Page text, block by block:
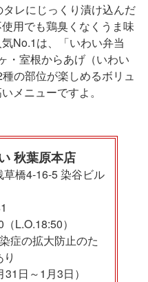
レにじっくり漬け込んだ
用でも鶏臭くなくうま味
No.1は、「いわい弁当
・室根からあげ（いわい
の部位が楽しめるボリュ
メニューですよ。
秋葉原本店
橋4-16-5 染谷ビル
L.O.18:50）
症の拡大防止のた
日～1月3日）